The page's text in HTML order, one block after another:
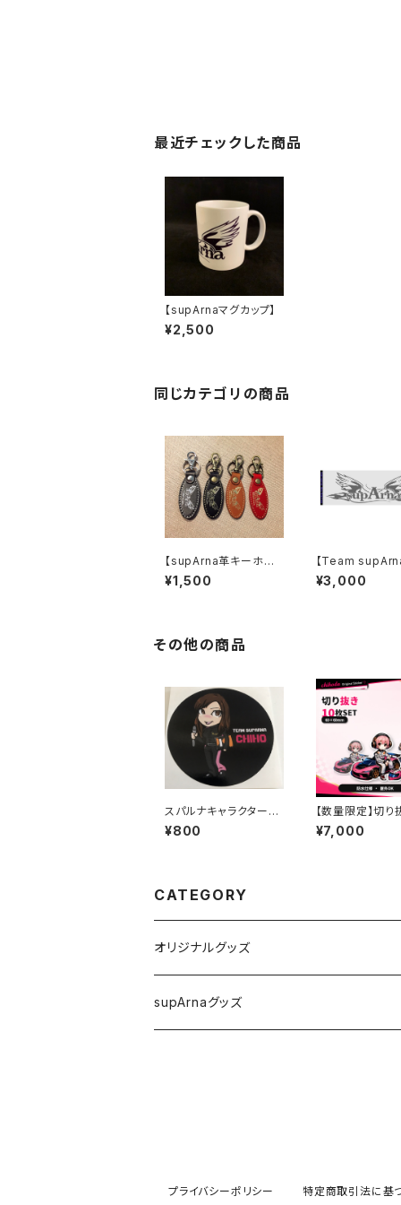
最近チェックした商品
【supArnaマグカップ】
¥2,500
同じカテゴリの商品
【supArna革キーホル
ダー】
¥1,500
【Team
スポーツタオル】
¥3,000
その他の商品
スパルナキャラクタース
テッカー大(黒)
¥800
【数量限定】切り
イプ10枚セット
daオリジナルス
¥7,000
CATEGORY
オリジナルグッズ
Ｔシャツ
supArnaグッズ
プライバシーポリシー 特定商取引法に基